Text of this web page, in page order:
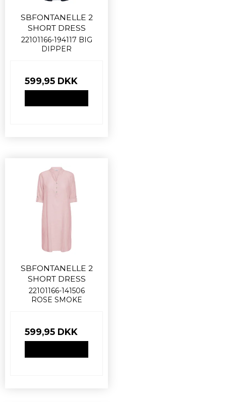
SBFONTANELLE 2
SHORT DRESS
22101166-194117 BIG
DIPPER
599,95 DKK
SBFONTANELLE 2
SHORT DRESS
22101166-141506
ROSE SMOKE
599,95 DKK